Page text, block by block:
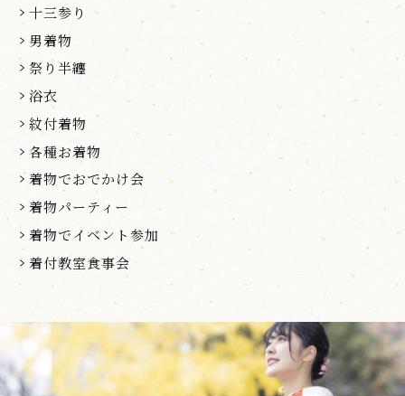
十三参り
男着物
祭り半纏
浴衣
紋付着物
各種お着物
着物でおでかけ会
着物パーティー
着物でイベント参加
着付教室食事会